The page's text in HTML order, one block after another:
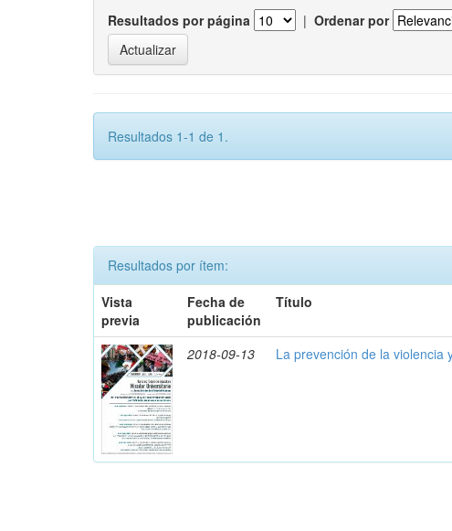
Resultados por página | Ordenar por
Resultados 1-1 de 1.
Resultados por ítem:
Vista
previa
Fecha de
publicación
Título
2018-09-13 La prevención de la violencia